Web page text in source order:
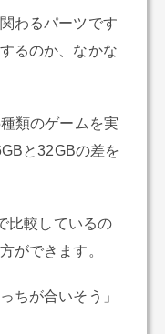
わるパーツです
るのか、なかな
類のゲームを実
と32GBの差を
比較しているの
ができます。
ちが合いそう」